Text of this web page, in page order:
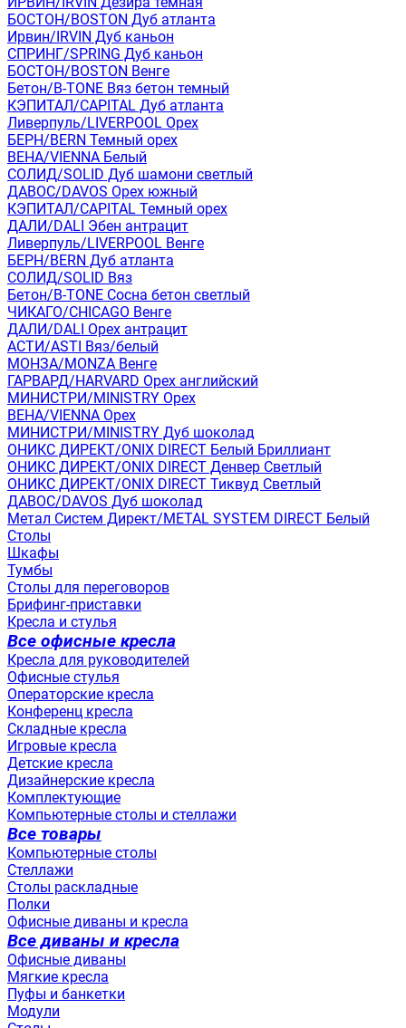
БОСТОН/BOSTON Дуб атланта
Ирвин/IRVIN Дуб каньон
СПРИНГ/SPRING Дуб каньон
БОСТОН/BOSTON Венге
Бетон/B-TONE Вяз бетон темный
КЭПИТАЛ/CAPITAL Дуб атланта
Ливерпуль/LIVERPOOL Орех
БЕРН/BERN Темный орех
ВЕНА/VIENNA Белый
СОЛИД/SOLID Дуб шамони светлый
ДАВОС/DAVOS Орех южный
КЭПИТАЛ/CAPITAL Темный орех
ДАЛИ/DALI Эбен антрацит
Ливерпуль/LIVERPOOL Венге
БЕРН/BERN Дуб атланта
СОЛИД/SOLID Вяз
Бетон/B-TONE Сосна бетон светлый
ЧИКАГО/CHICAGO Венге
ДАЛИ/DALI Орех антрацит
АСТИ/ASTI Вяз/белый
МОНЗА/MONZA Венге
ГАРВАРД/HARVARD Орех английский
МИНИСТРИ/MINISTRY Орех
ВЕНА/VIENNA Орех
МИНИСТРИ/MINISTRY Дуб шоколад
ОНИКС ДИРЕКТ/ONIX DIRECT Белый Бриллиант
ОНИКС ДИРЕКТ/ONIX DIRECT Денвер Светлый
ОНИКС ДИРЕКТ/ONIX DIRECT Тиквуд Светлый
ДАВОС/DAVOS Дуб шоколад
Метал Систем Директ/METAL SYSTEM DIRECT Белый
Столы
Шкафы
Тумбы
Столы для переговоров
Брифинг-приставки
Кресла и стулья
Все офисные кресла
Кресла для руководителей
Офисные стулья
Операторские кресла
Конференц кресла
Складные кресла
Игровые кресла
Детские кресла
Дизайнерские кресла
Комплектующие
Компьютерные столы и стеллажи
Все товары
Компьютерные столы
Стеллажи
Столы раскладные
Полки
Офисные диваны и кресла
Все диваны и кресла
Офисные диваны
Мягкие кресла
Пуфы и банкетки
Модули